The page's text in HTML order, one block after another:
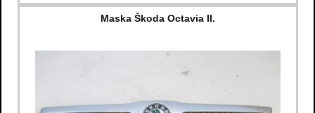
Maska Škoda Octavia II.